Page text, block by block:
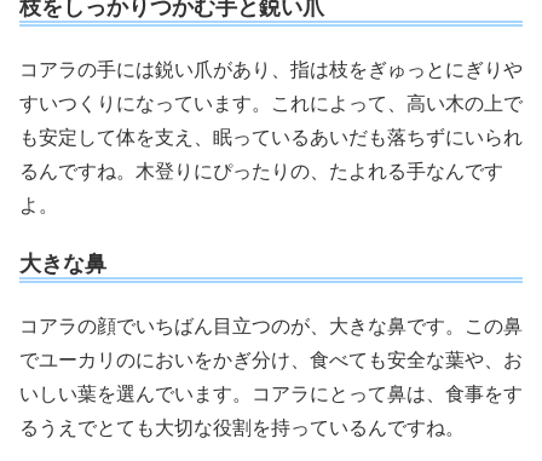
枝をしっかりつかむ手と鋭い爪
コアラの手には鋭い爪があり、指は枝をぎゅっとにぎりや
すいつくりになっています。これによって、高い木の上で
も安定して体を支え、眠っているあいだも落ちずにいられ
るんですね。木登りにぴったりの、たよれる手なんです
よ。
大きな鼻
コアラの顔でいちばん目立つのが、大きな鼻です。この鼻
でユーカリのにおいをかぎ分け、食べても安全な葉や、お
いしい葉を選んでいます。コアラにとって鼻は、食事をす
るうえでとても大切な役割を持っているんですね。